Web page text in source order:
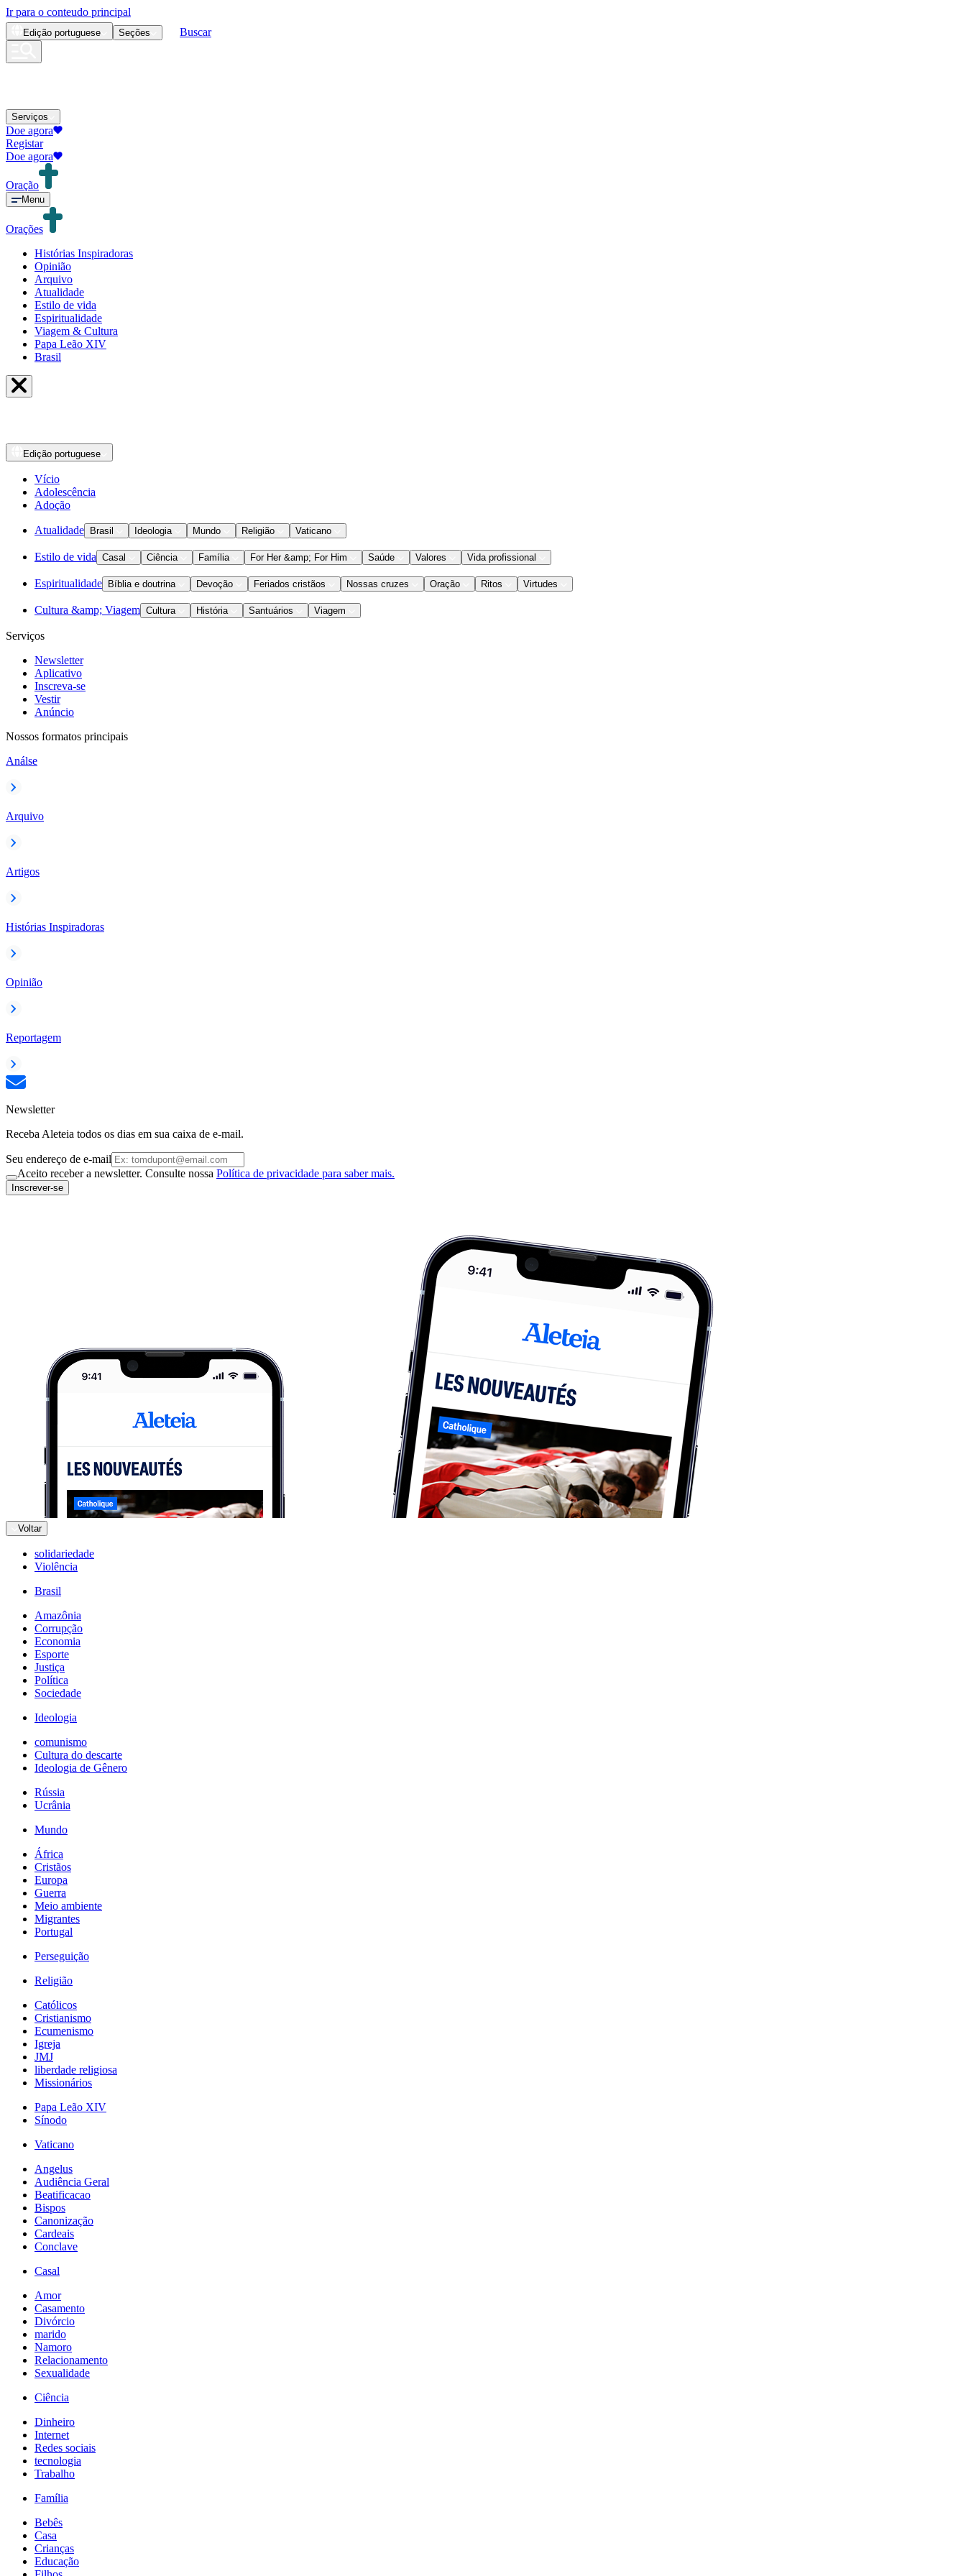
Ir para o conteudo principal
Edição portuguese Seções Buscar
Serviços
Doe agora
Registar
Doe agora
Oração
Menu
Orações
Histórias Inspiradoras
Opinião
Arquivo
Atualidade
Estilo de vida
Espiritualidade
Viagem & Cultura
Papa Leão XIV
Brasil
Edição portuguese
Vício
Adolescência
Adoção
Atualidade Brasil Ideologia Mundo Religião Vaticano
Estilo de vida Casal Ciência Família For Her &amp; For Him Saúde Valores Vida profissional
Espiritualidade Bíblia e doutrina Devoção Feriados cristãos Nossas cruzes Oração Ritos Virtudes
Cultura &amp; Viagem Cultura História Santuários Viagem
Serviços
Newsletter
Aplicativo
Inscreva-se
Vestir
Anúncio
Nossos formatos principais
Análse
Arquivo
Artigos
Histórias Inspiradoras
Opinião
Reportagem
Newsletter
Receba Aleteia todos os dias em sua caixa de e-mail.
Seu endereço de e-mail
Aceito receber a newsletter. Consulte nossa Política de privacidade para saber mais.
Inscrever-se
Voltar
solidariedade
Violência
Brasil
Amazônia
Corrupção
Economia
Esporte
Justiça
Política
Sociedade
Ideologia
comunismo
Cultura do descarte
Ideologia de Gênero
Rússia
Ucrânia
Mundo
África
Cristãos
Europa
Guerra
Meio ambiente
Migrantes
Portugal
Perseguição
Religião
Católicos
Cristianismo
Ecumenismo
Igreja
JMJ
liberdade religiosa
Missionários
Papa Leão XIV
Sínodo
Vaticano
Angelus
Audiência Geral
Beatificacao
Bispos
Canonização
Cardeais
Conclave
Casal
Amor
Casamento
Divórcio
marido
Namoro
Relacionamento
Sexualidade
Ciência
Dinheiro
Internet
Redes sociais
tecnologia
Trabalho
Família
Bebês
Casa
Crianças
Educação